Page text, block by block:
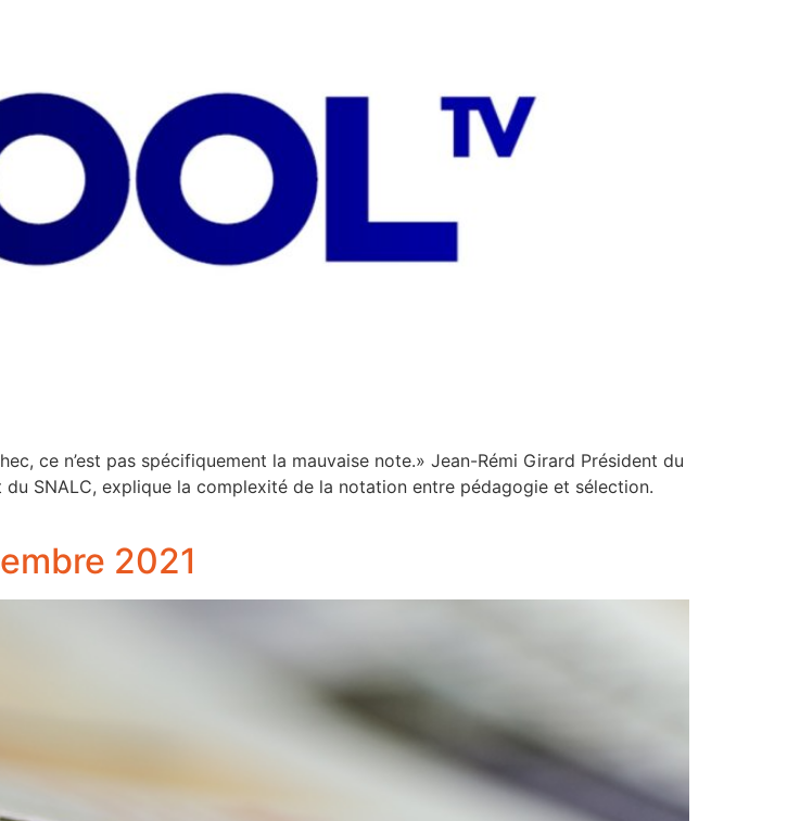
ce n’est pas spécifiquement la mauvaise note.» Jean-Rémi Girard Président du
SNALC, explique la complexité de la notation entre pédagogie et sélection.
2021